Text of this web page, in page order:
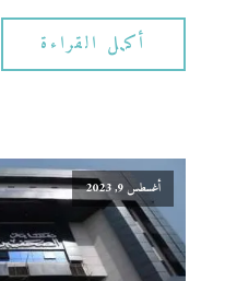
أكمل القراءة
أغسطس 9, 2023